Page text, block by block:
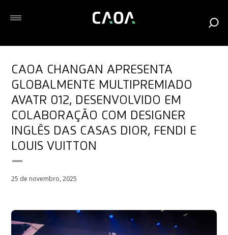
CAOA CHANGAN APRESENTA
GLOBALMENTE MULTIPREMIADO
AVATR 012, DESENVOLVIDO EM
COLABORAÇÃO COM DESIGNER
INGLÊS DAS CASAS DIOR, FENDI E
LOUIS VUITTON
25 de novembro, 2025